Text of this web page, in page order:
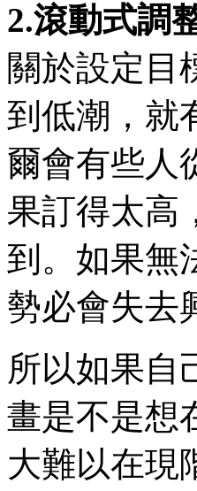
2.滾動式調
關於設定目
到低潮，就
爾會有些人
果訂得太高
到。如果無
勢必會失去
所以如果自
畫是不是想
大難以在現